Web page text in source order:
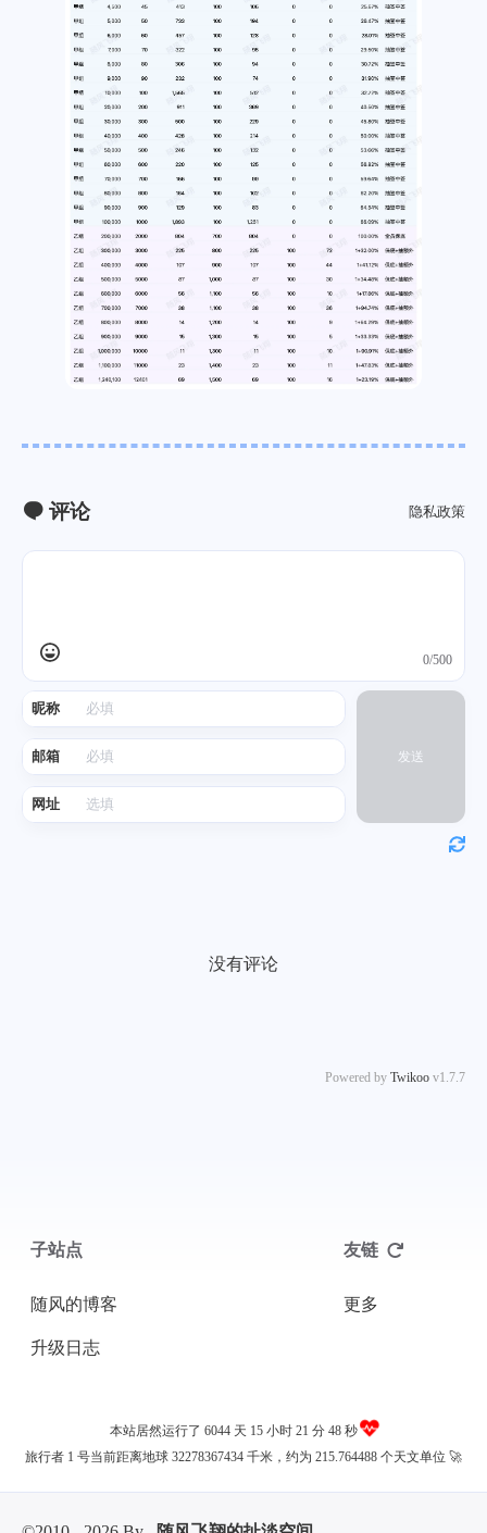
评论 隐私政策
昵称
邮箱
网址
0/500
发送
没有评论
Powered by Twikoo v1.7.7
子站点
随风的博客
升级日志
友链
更多
本站居然运行了 6044 天 15 小时 21 分 49 秒
旅行者 1 号当前距离地球 32278367451 千米，约为 215.764488 个天文单位 🚀